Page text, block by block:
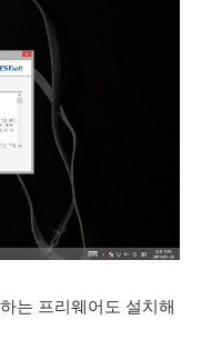
는 프리웨어도 설치해